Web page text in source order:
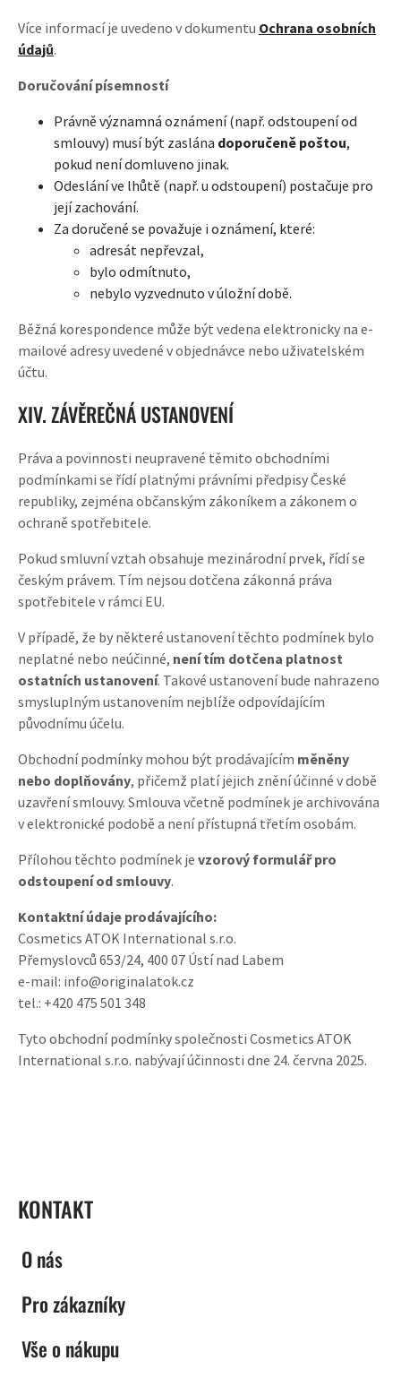
Více informací je uvedeno v dokumentu Ochrana osobních
údajů.
Doručování písemností
Právně významná oznámení (např. odstoupení od
smlouvy) musí být zaslána doporučeně poštou,
pokud není domluveno jinak.
Odeslání ve lhůtě (např. u odstoupení) postačuje pro
její zachování.
Za doručené se považuje i oznámení, které:
adresát nepřevzal,
bylo odmítnuto,
nebylo vyzvednuto v úložní době.
Běžná korespondence může být vedena elektronicky na e-
mailové adresy uvedené v objednávce nebo uživatelském
účtu.
XIV. ZÁVĚREČNÁ USTANOVENÍ
Práva a povinnosti neupravené těmito obchodními
podmínkami se řídí platnými právními předpisy České
republiky, zejména občanským zákoníkem a zákonem o
ochraně spotřebitele.
Pokud smluvní vztah obsahuje mezinárodní prvek, řídí se
českým právem. Tím nejsou dotčena zákonná práva
spotřebitele v rámci EU.
V případě, že by některé ustanovení těchto podmínek bylo
neplatné nebo neúčinné, není tím dotčena platnost
ostatních ustanovení. Takové ustanovení bude nahrazeno
smysluplným ustanovením nejblíže odpovídajícím
původnímu účelu.
Obchodní podmínky mohou být prodávajícím měněny
nebo doplňovány, přičemž platí jejich znění účinné v době
uzavření smlouvy. Smlouva včetně podmínek je archivována
v elektronické podobě a není přístupná třetím osobám.
Přílohou těchto podmínek je vzorový formulář pro
odstoupení od smlouvy.
Kontaktní údaje prodávajícího:
Cosmetics ATOK International s.r.o.
Přemyslovců 653/24, 400 07 Ústí nad Labem
e-mail: info@originalatok.cz
tel.: +420 475 501 348
Tyto obchodní podmínky společnosti Cosmetics ATOK
International s.r.o. nabývají účinnosti dne 24. června 2025.
KONTAKT
O nás
Pro zákazníky
Vše o nákupu